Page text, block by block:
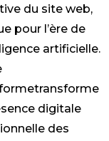
du site web,
pour l’ère de
artificielle.
digitale
des